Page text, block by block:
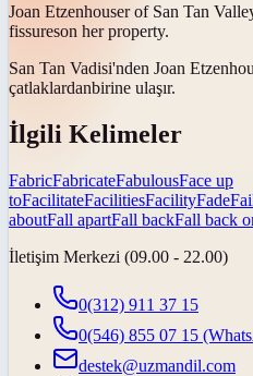
Joan Etzenhouser of San Tan
fissureson her property.
San Tan Vadisi'nden Joan
çatlaklardanbirine ulaşır.
İlgili Kelimeler
FabricFabricateFabulousFace up
toFacilitateFacilitiesFacilityFade
aboutFall apartFall backFall back
İletişim Merkezi (09.00 - 22.00)
0(312) 911 37 15
0(546) 855 07 15
destek@uzmandil.com